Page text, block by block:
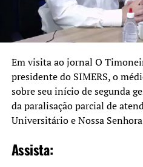
Dique Niterói
Segundo Hampel, no Dique
ocorrendo na Rua Gravataí
ou maio estará concluída.
que estamos falando em
nova contratação para poder
com Cachoeirinha, o que vai
mobilidade urbana, o que
poder licitar”.
Em visita ao jornal O
presidente do SIMERS, o
sobre seu início de segunda
da paralisação parcial de
Universitário e Nossa
Assista: